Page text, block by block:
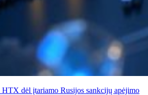
HTX dėl įtariamo Rusijos sankcijų apėjimo